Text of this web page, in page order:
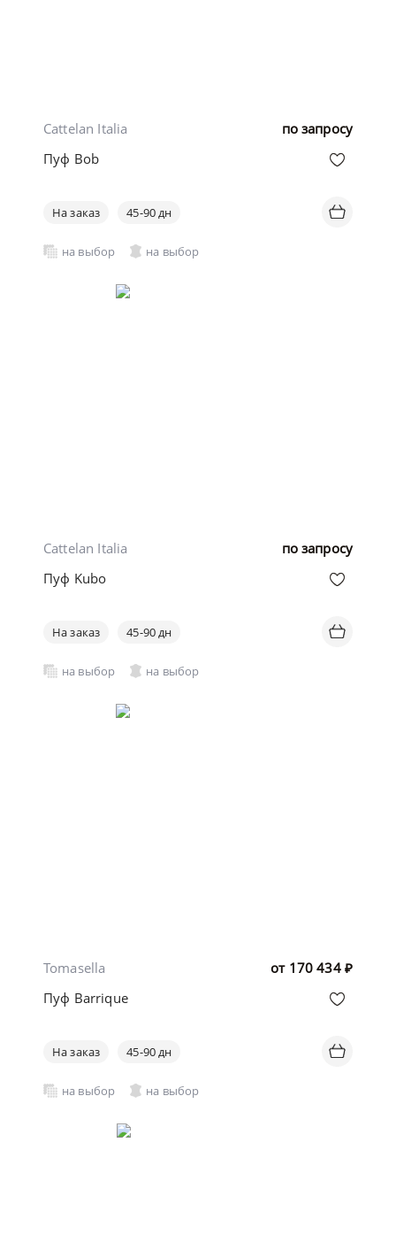
по запросу
Cattelan Italia
Пуф Bob
На заказ 45-90 дн
на выбор на выбор
по запросу
Cattelan Italia
Пуф Kubo
На заказ 45-90 дн
на выбор на выбор
от 170 434 ₽
Tomasella
Пуф Barrique
На заказ 45-90 дн
на выбор на выбор